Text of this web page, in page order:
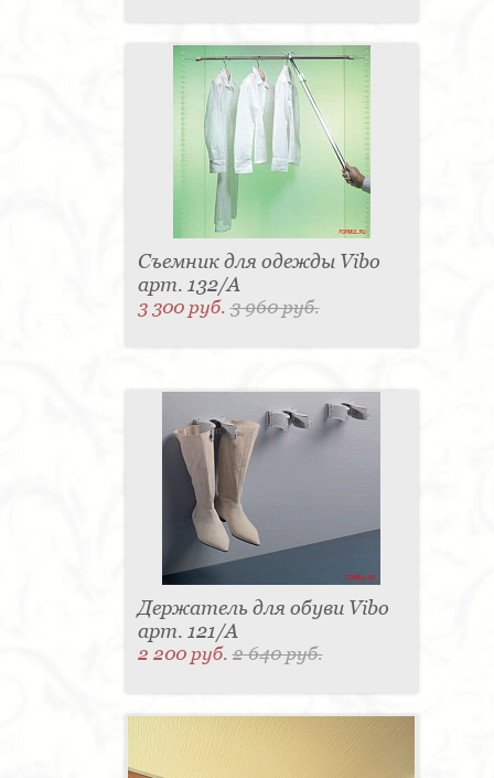
Съемник для одежды Vibo
арт. 132/A
3 300 руб.3 960 руб.
Держатель для обуви Vibo
арт. 121/А
2 200 руб.2 640 руб.